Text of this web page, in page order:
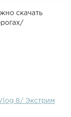
скачать
8/ Экстрим